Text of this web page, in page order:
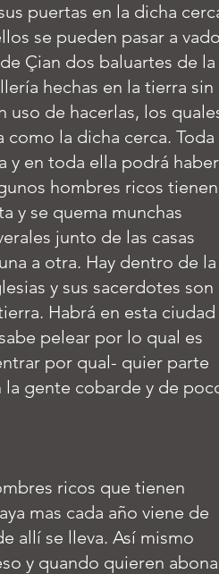
puertas en la dicha
se pueden pasar a
Çian dos baluartes de la
hechas en la tierra sin
de hacerlas, los
la dicha cerca. Toda
y en toda ella podrá haber
hombres ricos tienen
y se quema munchas
junto de las casas
a otra. Hay dentro de la
y sus sacerdotes son
Habrá en esta ciudad
pelear por lo qual es
por qual- quier parte
gente cobarde y de
ricos que tienen
mas cada año viene de
allí se lleva. Así mismo
y quando quieren